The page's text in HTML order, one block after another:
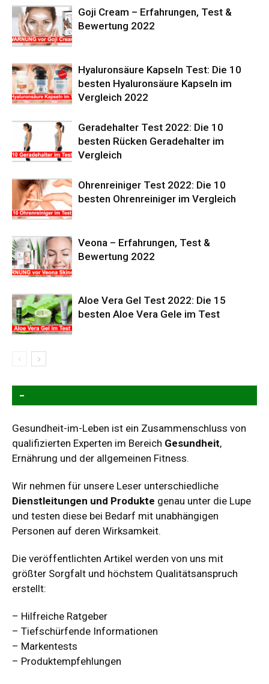
Goji Cream – Erfahrungen, Test &
Bewertung 2022
Hyaluronsäure Kapseln Test: Die 10
besten Hyaluronsäure Kapseln im
Vergleich 2022
Geradehalter Test 2022: Die 10
besten Rücken Geradehalter im
Vergleich
Ohrenreiniger Test 2022: Die 10
besten Ohrenreiniger im Vergleich
Veona – Erfahrungen, Test &
Bewertung 2022
Aloe Vera Gel Test 2022: Die 15
besten Aloe Vera Gele im Test
–
Gesundheit-im-Leben ist ein Zusammenschluss von
qualifizierten Experten im Bereich Gesundheit,
Ernährung und der allgemeinen Fitness.
Wir nehmen für unsere Leser unterschiedliche
Dienstleitungen und Produkte genau unter die Lupe
und testen diese bei Bedarf mit unabhängigen
Personen auf deren Wirksamkeit.
Die veröffentlichten Artikel werden von uns mit
größter Sorgfalt und höchstem Qualitätsanspruch
erstellt:
– Hilfreiche Ratgeber
– Tiefschürfende Informationen
– Markentests
– Produktempfehlungen